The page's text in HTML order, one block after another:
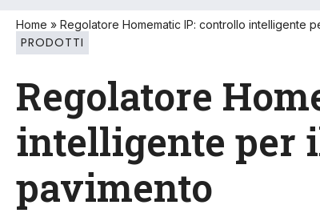
Home » Regolatore Homematic IP: controllo intelligente
PRODOTTI
Regolatore
intelligente per
pavimento